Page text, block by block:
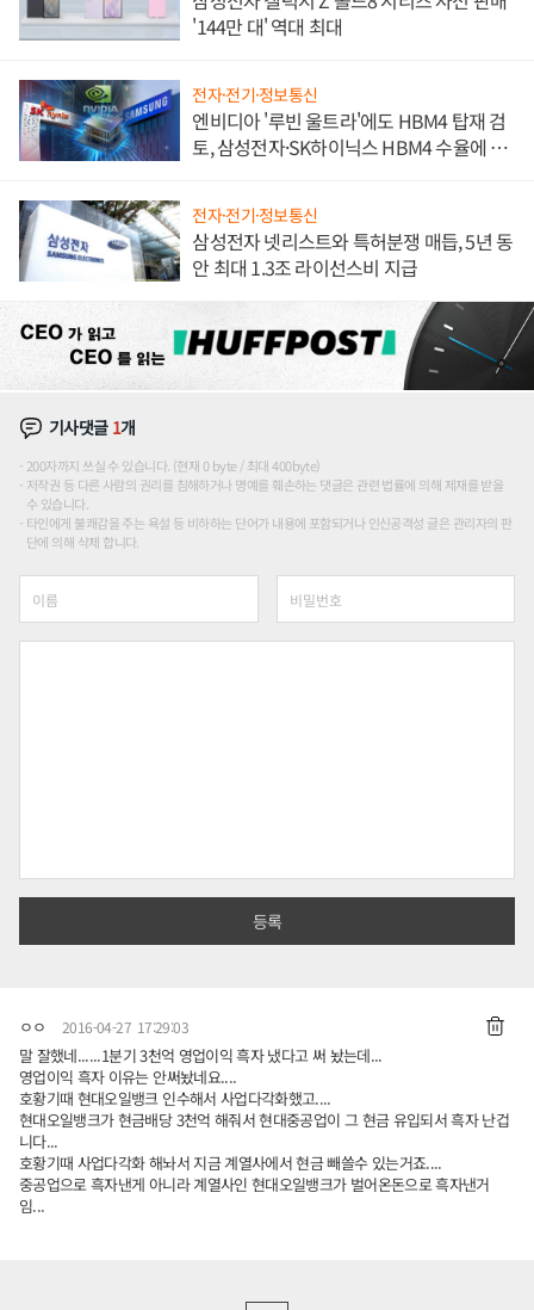
'144만 대' 역대 최대
전자·전기·정보통신
엔비디아 '루빈 울트라'에도 HBM4 탑재 검
토, 삼성전자·SK하이닉스 HBM4 수율에 주
전자·전기·정보통신
삼성전자 넷리스트와 특허분쟁 매듭, 5년 동
안 최대 1.3조 라이선스비 지급
기사댓글 1개
200자까지 쓰실 수 있습니다. (현재 0 byte / 최대 400byte)
저작권 등 다른 사람의 권리를 침해하거나 명예를 훼손하는 댓글은 관련 법률에 의해 제재를 받을
수 있습니다.
타인에게 불쾌감을 주는 욕설 등 비하하는 단어가 내용에 포함되거나 인신공격성 글은 관리자의 판
단에 의해 삭제 합니다.
ㅇㅇ 2016-04-27 17:29:03
말 잘했네......1분기 3천억 영업이익 흑자 냈다고 써 놨는데...
영업이익 흑자 이유는 안써놨네요....
호황기때 현대오일뱅크 인수해서 사업다각화했고....
현대오일뱅크가 현금배당 3천억 해줘서 현대중공업이 그 현금 유입되서 흑자 난겁
니다...
호황기때 사업다각화 해놔서 지금 계열사에서 현금 빼쓸수 있는거죠....
중공업으로 흑자낸게 아니라 계열사인 현대오일뱅크가 벌어온돈으로 흑자낸거
임...